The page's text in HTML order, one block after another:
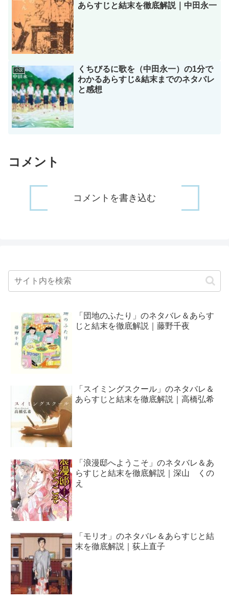
あらすじと結末を徹底解説｜中田永一
小説
くちびるに歌を（中田永一）の1分で
わかるあらすじ&結末までのネタバレ
と感想
コメント
コメントを書き込む
「団地のふたり」のネタバレ＆あらす
じと結末を徹底解説｜藤野千夜
「スイミングスクール」のネタバレ＆
あらすじと結末を徹底解説｜高橋弘希
「浪漫邸へようこそ」のネタバレ＆あ
らすじと結末を徹底解説｜深山 くの
え
「モリオ」のネタバレ＆あらすじと結
末を徹底解説｜荻上直子